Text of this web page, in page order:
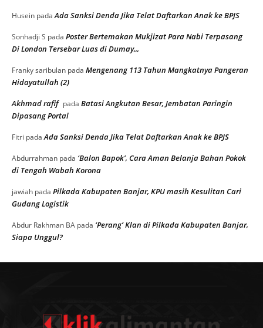
Husein padaAda Sanksi Denda Jika Telat Daftarkan Anak ke BPJS
Sonhadji S pada Poster Bertemakan Mukjizat Para Nabi Terpasang
Di London Tersebar Luas di Dumay,,,
Franky saribulan pada Mengenang 113 Tahun Mangkatnya Pangeran
Hidayatullah (2)
Akhmad rafif pada Batasi Angkutan Besar, Jembatan Paringin
Dipasang Portal
Fitri padaAda Sanksi Denda Jika Telat Daftarkan Anak ke BPJS
Abdurrahman pada ‘Balon Bapok’, Cara Aman Belanja Bahan Pokok
di Tengah Wabah Korona
jawiah pada Pilkada Kabupaten Banjar, KPU masih Kesulitan Cari
Gudang Logistik
Abdur Rakhman BA pada ‘Perang’ Klan di Pilkada Kabupaten Banjar,
Siapa Unggul?